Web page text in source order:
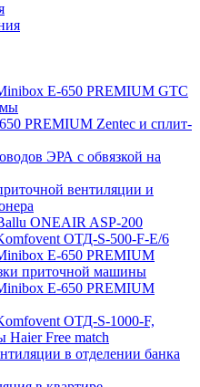
E-650 PREMIUM GTC
PREMIUM Zentec и сплит-
ЭРА с обвязкой на
вентиляции и
ONEAIR ASP-200
ОТД-S-500-F-E/6
E-650 PREMIUM
приточной машины
E-650 PREMIUM
ОТД-S-1000-F,
Haier Free match
в отделении банка